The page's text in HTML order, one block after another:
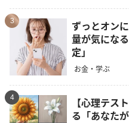
3
ずっとオン
量が気にな
定」
お金・学ぶ
4
【心理テス
る「あなた